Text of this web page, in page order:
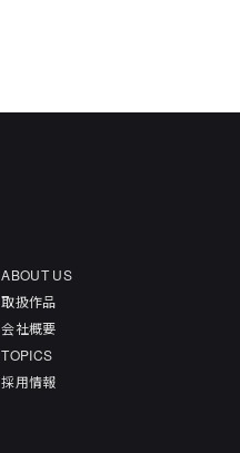
ABOUT US
取扱作品
会社概要
TOPICS
採用情報